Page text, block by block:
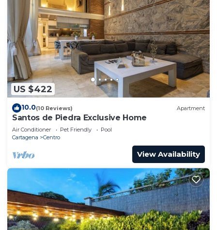
US $422
10.0(10 Reviews) Apartment
Santos de Piedra Exclusive Home
Air Conditioner Pet Friendly
Pool
Cartagena
Centro
View Availability